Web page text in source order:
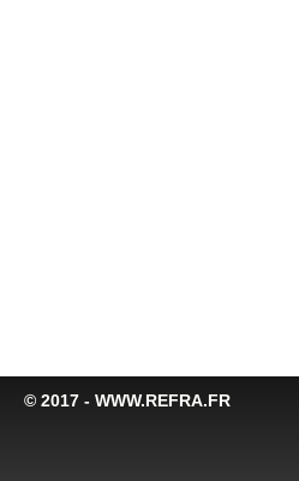
© 2017 - WWW.REFRA.FR